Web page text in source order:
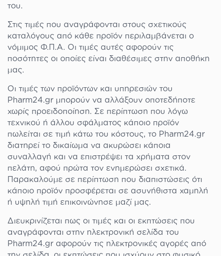
του.
Στις τιμές που αναγράφονται στους σχετικούς
καταλόγους από κάθε προϊόν περιλαμβάνεται ο
νόμιμος Φ.Π.Α. Οι τιμές αυτές αφορούν τις
ποσότητες οι οποίες είναι διαθέσιμες στην αποθήκη
μας.
Οι τιμές των προϊόντων και υπηρεσιών του
Pharm24.gr μπορούν να αλλάξουν οποτεδήποτε
χωρίς προειδοποίηση. Σε περίπτωση που λόγω
τεχνικού ή άλλου σφάλματος κάποιο προϊόν
πωλείται σε τιμή κάτω του κόστους, το Pharm24.gr
διατηρεί το δικαίωμα να ακυρώσει κάποια
συναλλαγή και να επιστρέψει τα χρήματα στον
πελάτη, αφού πρώτα τον ενημερώσει σχετικά.
Παρακαλούμε σε περίπτωση που διαπιστώσεις ότι
κάποιο προϊόν προσφέρεται σε ασυνήθιστα χαμηλή
ή υψηλή τιμή επικοινώνησε μαζί μας.
Διευκρινίζεται πως οι τιμές και οι εκπτώσεις που
αναγράφονται στην ηλεκτρονική σελίδα του
Pharm24.gr αφορούν τις ηλεκτρονικές αγορές από